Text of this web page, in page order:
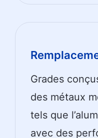
Grades
des métaux
tels que
avec des